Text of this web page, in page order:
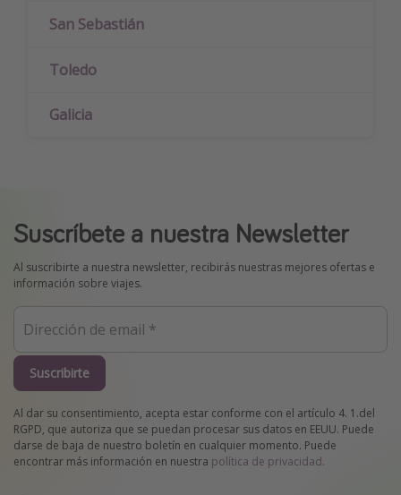
San Sebastián
Toledo
Galicia
Suscríbete a nuestra Newsletter
Al suscribirte a nuestra newsletter, recibirás nuestras mejores ofertas e
información sobre viajes.
Suscribirte
Al dar su consentimiento, acepta estar conforme con el artículo 4. 1.del
RGPD, que autoriza que se puedan procesar sus datos en EEUU. Puede
darse de baja de nuestro boletín en cualquier momento. Puede
encontrar más información en nuestra política de privacidad.